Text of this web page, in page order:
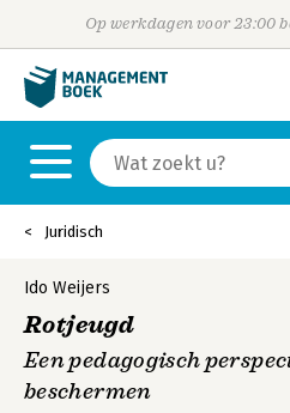
Op werkdagen voor 23:00
Juridisch
Ido Weijers
Rotjeugd
Een pedagogisch
beschermen